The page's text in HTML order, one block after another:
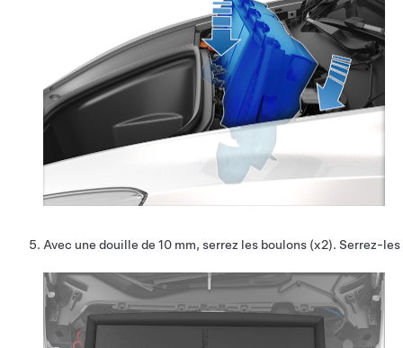
Avec une douille de 10 mm, serrez les boulons (x2). Serrez-